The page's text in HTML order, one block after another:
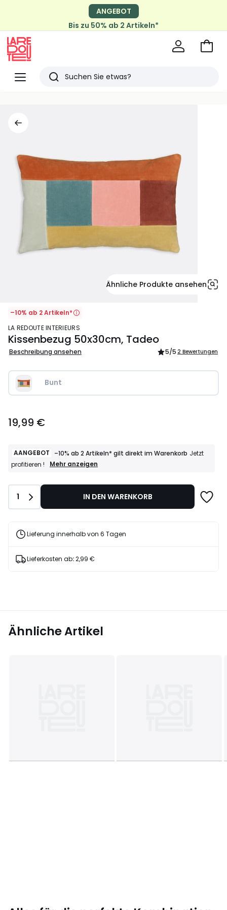
ANGEBOT
Bis zu 50% ab 2 Artikeln*
Menü
Redoute
Suchen
Zum
Ähnliche Produkte ansehen
–10% ab 2 Artikeln*
LA REDOUTE INTERIEURS
Kissenbezug 50x30cm, Tadeo
Beschreibung ansehen 5/5 2 Bewertungen
Bunt
€.
19,99 €
AANGEBOT –10% ab 2 Artikeln* gilt direkt im Warenkorb Jetzt
profitieren !
AANGEBOT
im
profitieren
Mehr anzeigen
Anzahl
1 IN DEN WARENKORB
Lieferung innerhalb von 6 Tagen
Lieferkosten ab:2,99 €
Ähnliche Artikel